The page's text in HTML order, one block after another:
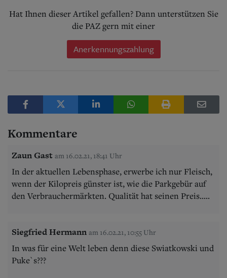
Hat Ihnen dieser Artikel gefallen? Dann unterstützen Sie
die PAZ gern mit einer
Anerkennungszahlung
Kommentare
Zaun Gast am 16.02.21, 18:41 Uhr
In der aktuellen Lebensphase, erwerbe ich nur Fleisch,
wenn der Kilopreis günster ist, wie die Parkgebür auf
den Verbrauchermärkten. Qualität hat seinen Preis.....
Siegfried Hermann am 16.02.21, 10:55 Uhr
In was für eine Welt leben denn diese Swiatkowski und
Puke`s???